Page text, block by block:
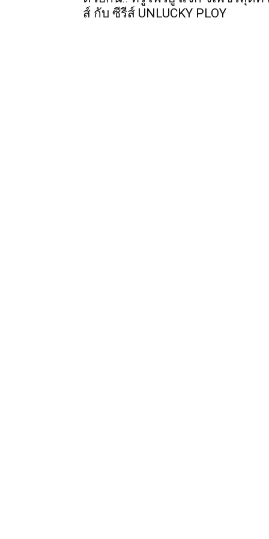
ส์ กับ ซีรีส์ UNLUCKY PLOY